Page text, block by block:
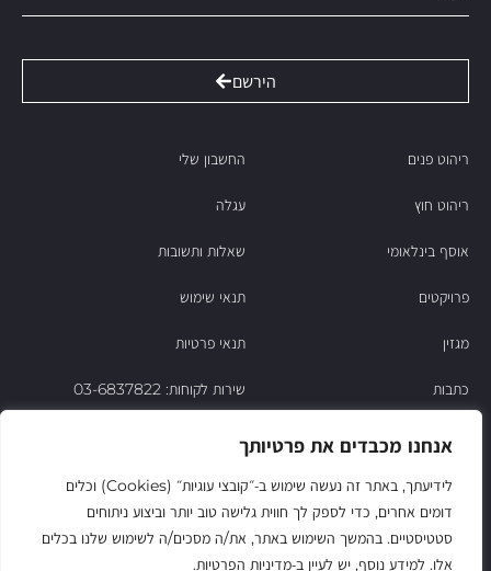
אנחנו מכבדים את פרטיותך
לידיעתך, באתר זה נעשה שימוש ב‑״קובצי עוגיות״ (Cookies) וכלים
דומים אחרים, כדי לספק לך חווית גלישה טוב יותר וביצוע ניתוחים
סטטיסטיים. בהמשך השימוש באתר, את/ה מסכים/ה לשימוש שלנו בכלים
אלו. למידע נוסף, יש לעיין ב‑מדיניות הפרטיות.
הירשם
ריהוט פנים
ריהוט חוץ
אוסף בינלאומי
פרויקטים
מגזין
כתבות
צור קשר
החשבון שלי
עגלה
שאלות ותשובות
תנאי שימוש
תנאי פרטיות
שירות לקוחות: 03-6837822